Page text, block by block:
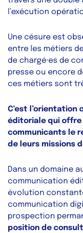
l’exécution
Une césure est
entre les métiers
de chargé·es de
presse ou encore
ces métiers sont
C’est l’orientation
éditoriale qui offre
communicants le
de leurs missions
Dans un domaine
communication
évolution
communication
prospection
position de